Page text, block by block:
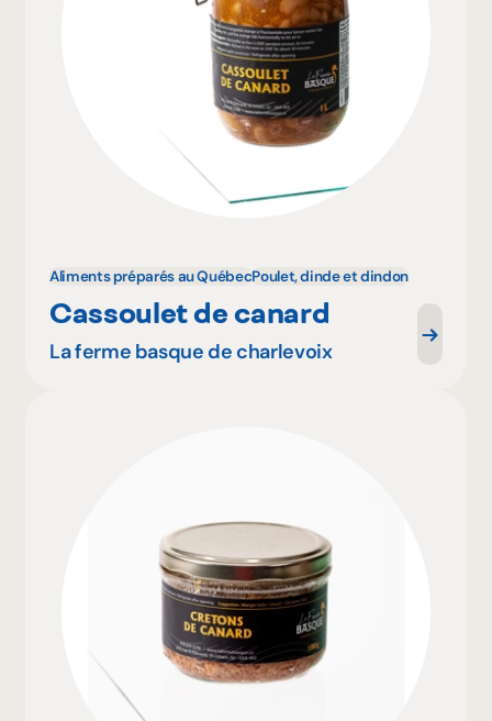
Aliments préparés au QuébecPoulet, dinde et dindon
Cassoulet de canard
La ferme basque de charlevoix